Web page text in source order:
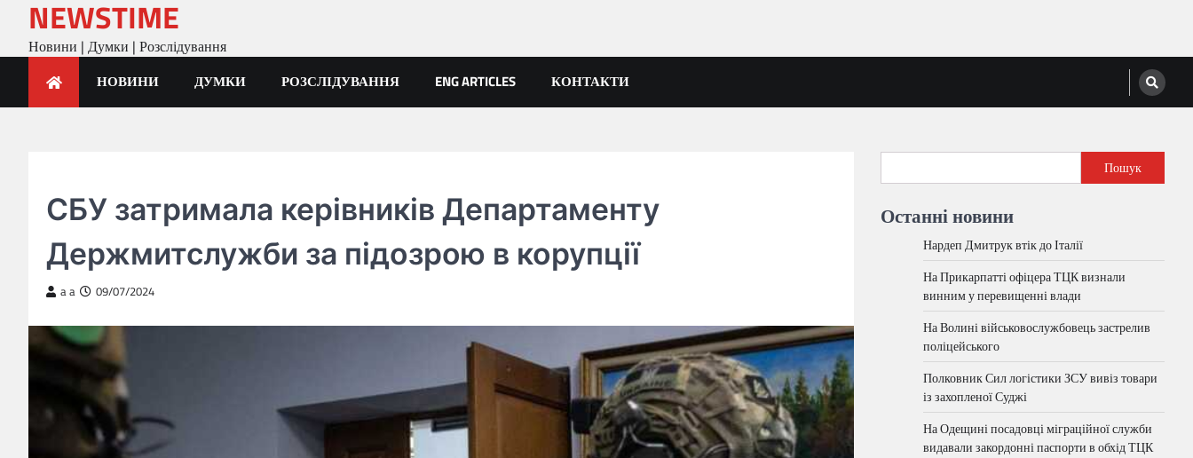
content
NEWSTIME
Новини | Думки | Розслідування
НОВИНИ ДУМКИ РОЗСЛІДУВАННЯ ENG ARTICLES КОНТАКТИ
СБУ затримала керівників Департаменту
Держмитслужби за підозрою в корупції
a a 09/07/2024
Пошук
Останні новини
Нардеп Дмитрук втік до Італії
На Прикарпатті офіцера ТЦК визнали
винним у перевищенні влади
На Волині військовослужбовець застрелив
поліцейського
Полковник Сил логістики ЗСУ вивіз товари
із захопленої Суджі
На Одещині посадовці міграційної служби
видавали закордонні паспорти в обхід ТЦК